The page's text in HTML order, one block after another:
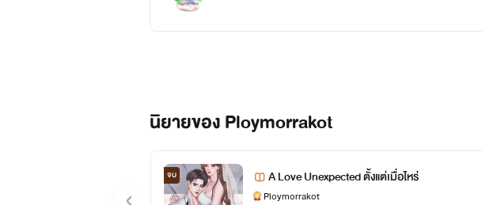
นิยายของ Ploymorrakot
จบ A Love Unexpected ตั้งแต่เมื่อไหร่
Ploymorrakot